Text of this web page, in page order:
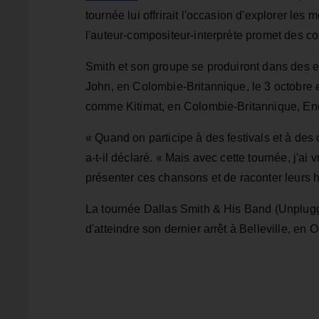
tournée lui offrirait l'occasion d'explorer les
l'auteur-compositeur-interprète promet des
Smith et son groupe se produiront dans des
John, en Colombie-Britannique, le 3 octobre
comme Kitimat, en Colombie-Britannique,
« Quand on participe à des festivals et à des
a-t-il déclaré. « Mais avec cette tournée, j'ai
présenter ces chansons et de raconter leurs
La tournée Dallas Smith & His Band
d'atteindre son dernier arrêt à Belleville, en